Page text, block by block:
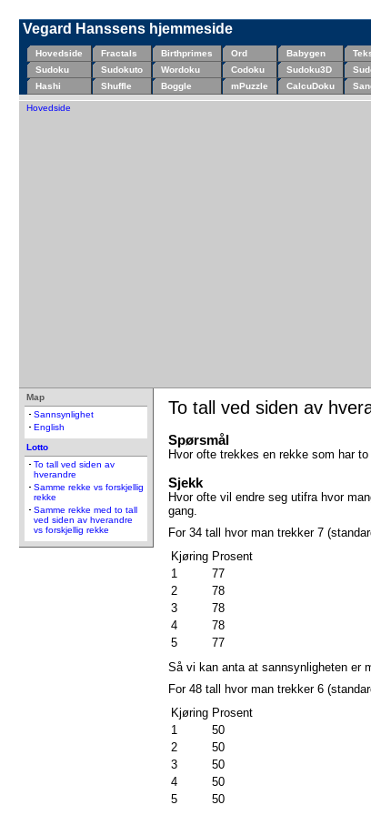
Vegard Hanssens hjemmeside
Hovedside Fractals Birthprimes Ord Babygen
Sudoku
Sudokuto Wordoku Codoku Sudoku3D
Hashi
Shuffle Boggle mPuzzle CalcuDoku
Hovedside
Map
Sannsynlighet
English
Lotto
To tall ved siden av
hverandre
Samme rekke vs forskjellig
rekke
Samme rekke med to tall
ved siden av hverandre
vs forskjellig rekke
To tall ved siden av
Spørsmål
Hvor ofte trekkes en rekke som har
Sjekk
Hvor ofte vil endre seg utifra hvor
gang.
For 34 tall hvor man trekker 7
Kjøring Prosent
1
77
2
78
3
78
4
78
5
77
Så vi kan anta at sannsynligheten er
For 48 tall hvor man trekker 6
Kjøring Prosent
1
50
2
50
3
50
4
50
5
50